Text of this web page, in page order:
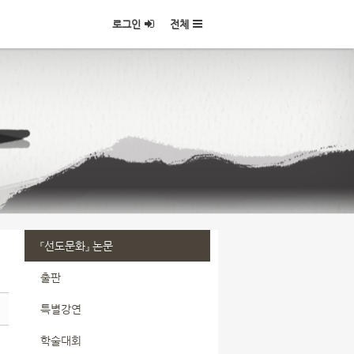
로그인 전체
『선도문화』 논문
출판
특별강연
학술대회